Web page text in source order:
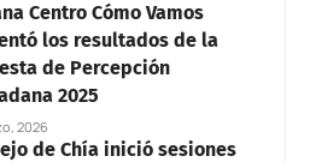
Centro Cómo Vamos
los resultados de la
de Percepción
2025
2026
de Chía inició sesiones